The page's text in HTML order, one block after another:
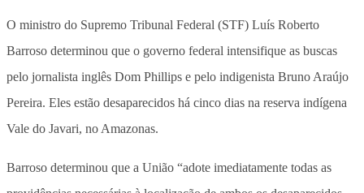
O ministro do Supremo Tribunal Federal (STF) Luís Roberto
Barroso determinou que o governo federal intensifique as buscas
pelo jornalista inglês Dom Phillips e pelo indigenista Bruno Araújo
Pereira. Eles estão desaparecidos há cinco dias na reserva indígena
Vale do Javari, no Amazonas.
Barroso determinou que a União “adote imediatamente todas as